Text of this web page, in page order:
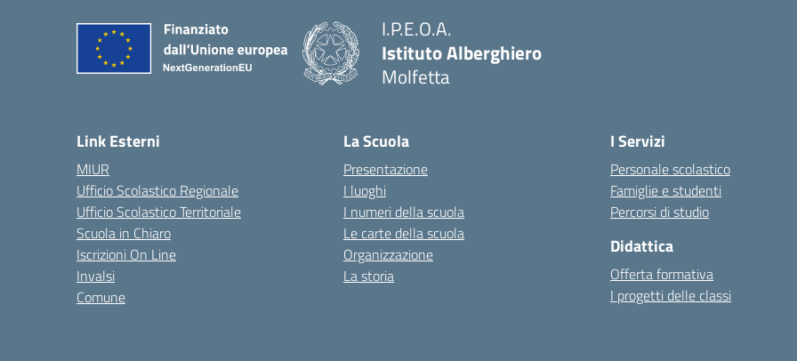
I.P.E.O.A.
Istituto Alberghiero
Molfetta
Link Esterni
MIUR
Ufficio Scolastico Regionale
Ufficio Scolastico Territoriale
Scuola in Chiaro
Iscrizioni On Line
Invalsi
Comune
La Scuola
Presentazione
I luoghi
I numeri della scuola
Le carte della scuola
Organizzazione
La storia
I Servizi
Personale scolastico
Famiglie e studenti
Percorsi di studio
Didattica
Offerta formativa
I progetti delle classi